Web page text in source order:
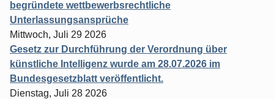
begründete wettbewerbsrechtliche
Unterlassungsansprüche
Mittwoch, Juli 29 2026
Gesetz zur Durchführung der Verordnung über
künstliche Intelligenz wurde am 28.07.2026 im
Bundesgesetzblatt veröffentlicht.
Dienstag, Juli 28 2026